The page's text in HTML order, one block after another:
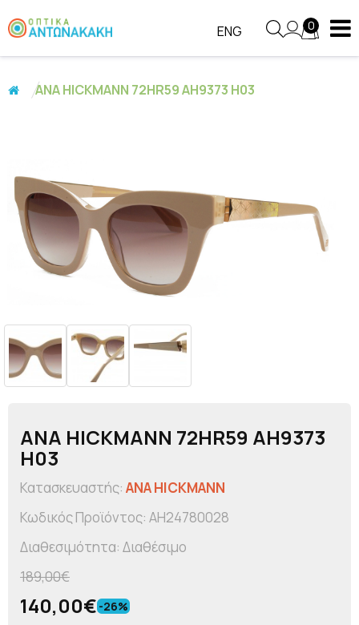
ENG 0
ANA HICKMANN 72HR59 AH9373 H03
ANA HICKMANN 72HR59 AH9373
H03
Κατασκευαστής: ANA HICKMANN
Κωδικός Προϊόντος: AH24780028
Διαθεσιμότητα: Διαθέσιμο
189,00€
140,00€ -26%